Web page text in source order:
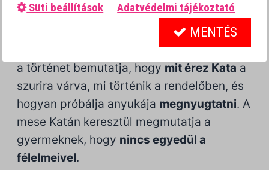
Süti beállítások
Adatvédelmi tájékoztató
MENTÉS
Kata nagyon izgatott, mert anyukájával a
gyermekorvoshoz fognak hamarosan
kötelező védőoltásmiatt. Ez
a történet bemutatja, hogy mit érez Kata a
szurira várva, mi történik a rendelőben, és
hogyan próbálja anyukája megnyugtatni. A
mese Katán keresztül megmutatja a
gyermeknek, hogy nincs egyedül a
félelmeivel.